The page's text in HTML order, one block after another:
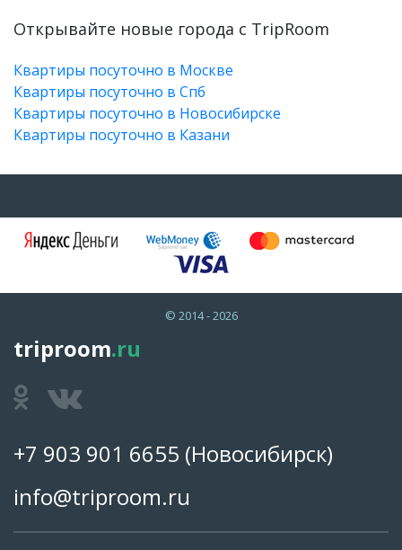
Открывайте новые города с TripRoom
Квартиры посуточно в Москве
Квартиры посуточно в Спб
Квартиры посуточно в Новосибирске
Квартиры посуточно в Казани
© 2014 - 2026
triproom.ru
+7 903 901 6655 (Новосибирск)
info@triproom.ru